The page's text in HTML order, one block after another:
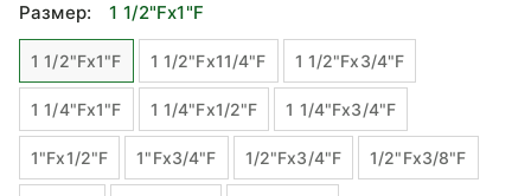
Размер:
1 1/2"Fx1"F
1 1/2"Fx1"F 1 1/2"Fx11/4"F 1 1/2"Fx3/4"F
1 1/4"Fx1"F 1 1/4"Fx1/2"F 1 1/4"Fx3/4"F
1"Fx1/2"F 1"Fx3/4"F 1/2"Fx3/4"F 1/2"Fx3/8"F